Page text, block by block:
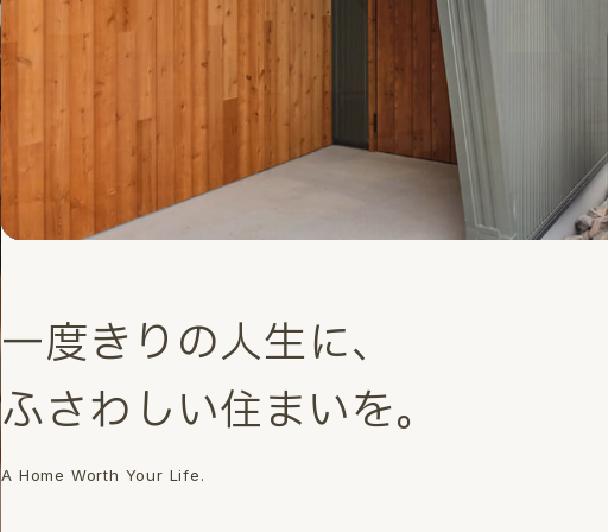
一度き り の人生に、
ふさわ しい住まいを。
A Home Worth Your Life.